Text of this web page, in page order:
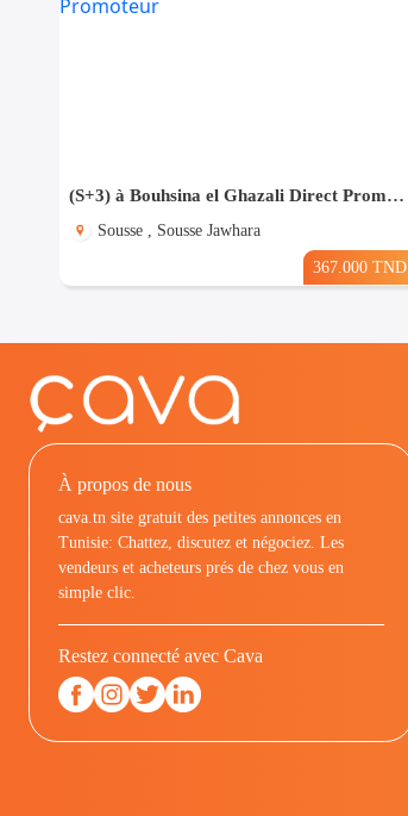
(S+3) à Bouhsina el Ghazali Direct Promoteur
Sousse , Sousse Jawhara
367.000 TND
À propos de nous
cava.tn site gratuit des petites annonces en
Tunisie: Chattez, discutez et négociez. Les
vendeurs et acheteurs prés de chez vous en
simple clic.
Restez connecté avec Cava